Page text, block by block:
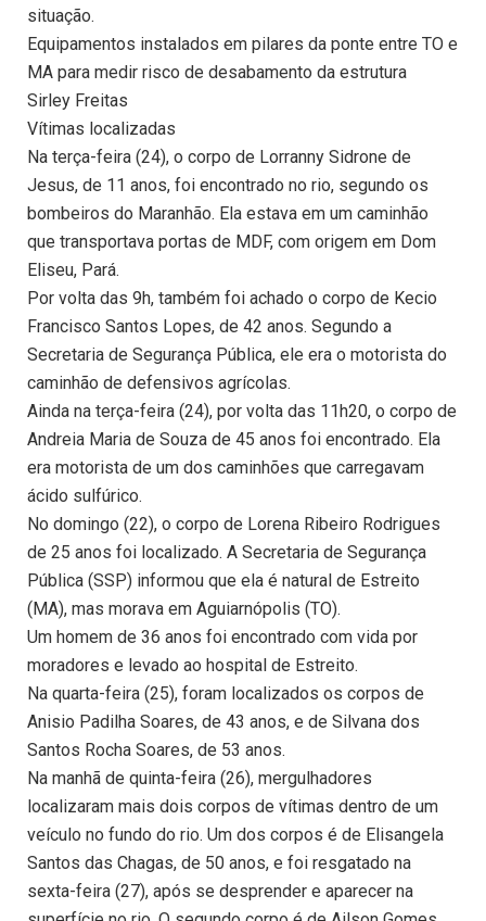
situação.
Equipamentos instalados em pilares da ponte entre TO e
MA para medir risco de desabamento da estrutura
Sirley Freitas
Vítimas localizadas
Na terça-feira (24), o corpo de Lorranny Sidrone de
Jesus, de 11 anos, foi encontrado no rio, segundo os
bombeiros do Maranhão. Ela estava em um caminhão
que transportava portas de MDF, com origem em Dom
Eliseu, Pará.
Por volta das 9h, também foi achado o corpo de Kecio
Francisco Santos Lopes, de 42 anos. Segundo a
Secretaria de Segurança Pública, ele era o motorista do
caminhão de defensivos agrícolas.
Ainda na terça-feira (24), por volta das 11h20, o corpo de
Andreia Maria de Souza de 45 anos foi encontrado. Ela
era motorista de um dos caminhões que carregavam
ácido sulfúrico.
No domingo (22), o corpo de Lorena Ribeiro Rodrigues
de 25 anos foi localizado. A Secretaria de Segurança
Pública (SSP) informou que ela é natural de Estreito
(MA), mas morava em Aguiarnópolis (TO).
Um homem de 36 anos foi encontrado com vida por
moradores e levado ao hospital de Estreito.
Na quarta-feira (25), foram localizados os corpos de
Anisio Padilha Soares, de 43 anos, e de Silvana dos
Santos Rocha Soares, de 53 anos.
Na manhã de quinta-feira (26), mergulhadores
localizaram mais dois corpos de vítimas dentro de um
veículo no fundo do rio. Um dos corpos é de Elisangela
Santos das Chagas, de 50 anos, e foi resgatado na
sexta-feira (27), após se desprender e aparecer na